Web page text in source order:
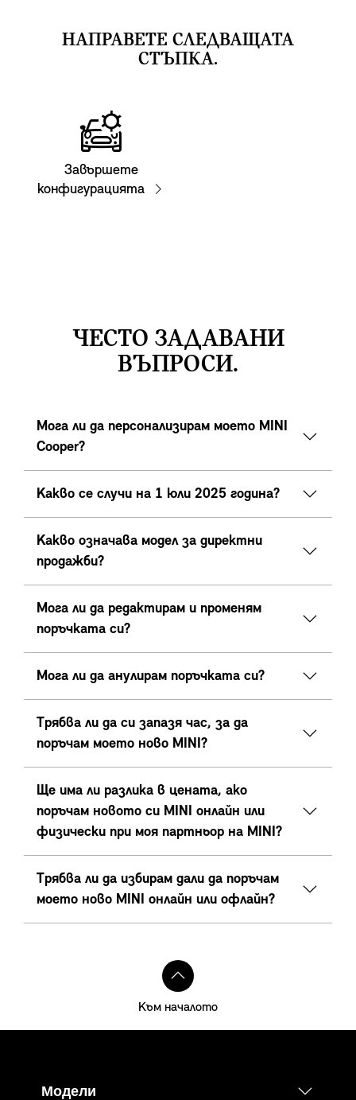
НАПРАВЕТЕ СЛЕДВАЩАТА
СТЪПКА.
Завършете
конфигурацията
ЧЕСТО ЗАДАВАНИ
ВЪПРОСИ.
Мога ли да персонализирам моето MINI
Cooper?
Какво се случи на 1 юли 2025 година?
Какво означава модел за директни
продажби?
Мога ли да редактирам и променям
поръчката си?
Мога ли да анулирам поръчката си?
Трябва ли да си запазя час, за да
поръчам моето ново MINI?
Ще има ли разлика в цената, ако
поръчам новото си MINI онлайн или
физически при моя партньор на MINI?
Трябва ли да избирам дали да поръчам
моето ново MINI онлайн или офлайн?
Към началото
Модели